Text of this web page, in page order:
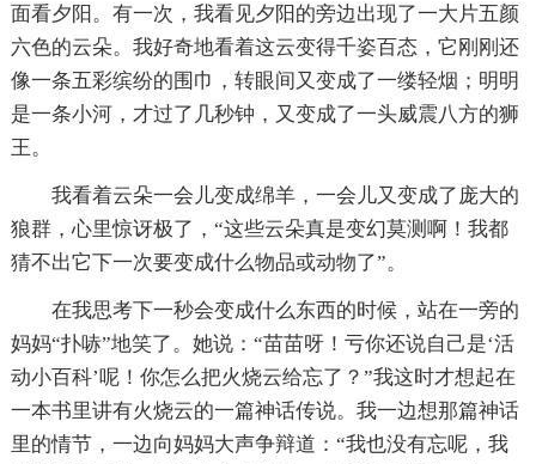
面看夕阳。有一次，我看见夕阳的旁边出现了一大片五颜
六色的云朵。我好奇地看着这云变得千姿百态，它刚刚还
像一条五彩缤纷的围巾，转眼间又变成了一缕轻烟；明明
是一条小河，才过了几秒钟，又变成了一头威震八方的狮
王。
我看着云朵一会儿变成绵羊，一会儿又变成了庞大的
狼群，心里惊讶极了，“这些云朵真是变幻莫测啊！我都
猜不出它下一次要变成什么物品或动物了”。
在我思考下一秒会变成什么东西的时候，站在一旁的
妈妈“扑哧”地笑了。她说：“苗苗呀！亏你还说自己是‘活
动小百科’呢！你怎么把火烧云给忘了？”我这时才想起在
一本书里讲有火烧云的一篇神话传说。我一边想那篇神话
里的情节，一边向妈妈大声争辩道：“我也没有忘呢，我